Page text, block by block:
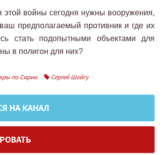
этой войны сегодня нужны вооружения,
предполагаемый противник и где их
стать подопытными объектами для
в полигон для них?
по Сирии Сергей Шойгу
НА КАНАЛ